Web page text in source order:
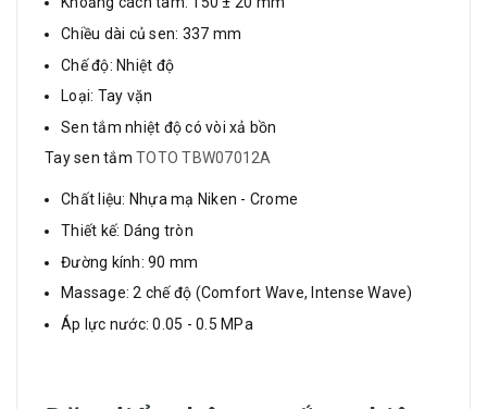
Chiều dài củ sen: 337 mm
Chế độ: Nhiệt độ
Loại: Tay vặn
Sen tắm nhiệt độ có vòi xả bồn
Tay sen tắm TOTO TBW07012A
Chất liệu: Nhựa mạ Niken - Crome
Thiết kế: Dáng tròn
Đường kính: 90 mm
Massage: 2 chế độ (Comfort Wave, Intense Wave)
Áp lực nước: 0.05 - 0.5 MPa